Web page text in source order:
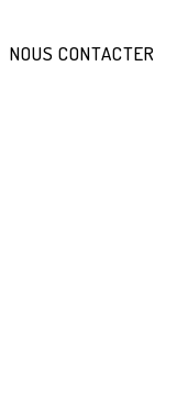
NOUS CONTACTER